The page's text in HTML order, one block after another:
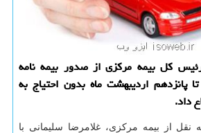
كل بیمه مركزی از صدور بیمه نامه
پانزدهم اردیبهشت ماه بدون احتیاج به
داد.
از بیمه مركزی، غلامرضا سلیمانی با